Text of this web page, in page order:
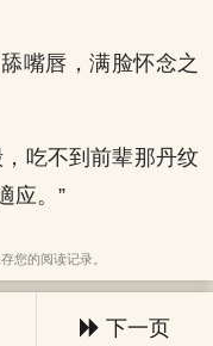
嘴唇，满脸怀念之
吃不到前辈那丹纹
应。”
您的阅读记录。
下一页